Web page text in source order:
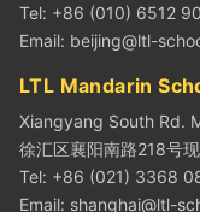
Tel: +86 (010) 6512
Email: beijing@ltl-
LTL Mandarin
Xiangyang South Rd.
徐汇区襄阳南路218号
Tel: +86 (021) 3368
Email: shanghai@ltl-